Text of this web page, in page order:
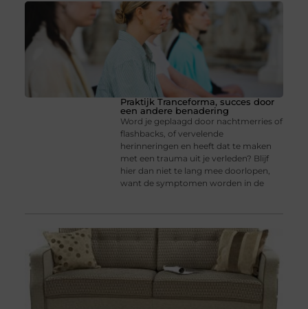
Praktijk Tranceforma, succes door
een andere benadering
Word je geplaagd door nachtmerries of
flashbacks, of vervelende
herinneringen en heeft dat te maken
met een trauma uit je verleden? Blijf
hier dan niet te lang mee doorlopen,
want de symptomen worden in de